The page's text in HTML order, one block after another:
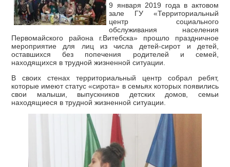
9 января 2019 года в актовом
зале ГУ «Территориальный
центр социального
обслуживания населения
Первомайского района г.Витебска» прошло праздничное
мероприятие для лиц из числа детей-сирот и детей,
оставшихся без попечения родителей и семей,
находящихся в трудной жизненной ситуации.
В своих стенах территориальный центр собрал ребят,
которые имеют статус «сирота» в семьях которых появились
свои малыши, выпускников детских домов, семьи
находящиеся в трудной жизненной ситуации.